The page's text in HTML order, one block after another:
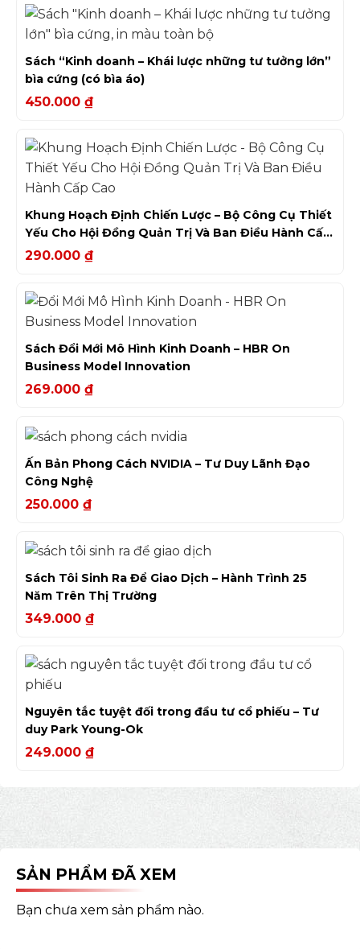
Sách “Kinh doanh – Khái lược những tư tưởng lớn”
bìa cứng (có bìa áo)
450.000 ₫
Khung Hoạch Định Chiến Lược – Bộ Công Cụ Thiết
Yếu Cho Hội Đồng Quản Trị Và Ban Điều Hành Cấp
Cao
290.000 ₫
Sách Đổi Mới Mô Hình Kinh Doanh – HBR On
Business Model Innovation
269.000 ₫
Ấn Bản Phong Cách NVIDIA – Tư Duy Lãnh Đạo
Công Nghệ
250.000 ₫
Sách Tôi Sinh Ra Để Giao Dịch – Hành Trình 25
Năm Trên Thị Trường
349.000 ₫
Nguyên tắc tuyệt đối trong đầu tư cổ phiếu – Tư
duy Park Young-Ok
249.000 ₫
SẢN PHẨM ĐÃ XEM
Bạn chưa xem sản phẩm nào.